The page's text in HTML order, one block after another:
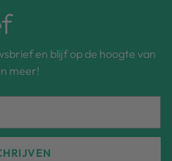
en blijf op de hoogte van
meer!